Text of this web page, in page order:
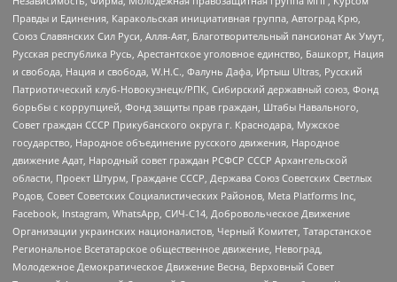
Правды и Единения, Каракольская инициативная группа, Автоград Крю,
Союз Славянских Сил Руси, Алля-Аят, Благотворительный пансионат Ак Умут,
Русская республика Русь, Арестантское уголовное единство, Башкорт, Нация
и свобода, Нация и свобода, W.H.С., Фалунь Дафа, Иртыш Ultras, Русский
Патриотический клуб-Новокузнецк/РПК, Сибирский державный союз, Фонд
борьбы с коррупцией, Фонд защиты прав граждан, Штабы Навального,
Совет граждан СССР Прикубанского округа г. Краснодара, Мужское
государство, Народное объединение русского движения, Народное
движение Адат, Народный совет граждан РСФСР СССР Архангельской
области, Проект Штурм, Граждане СССР, Держава Союз Советских Светлых
Родов, Совет Советских Социалистических Районов, Meta Platforms Inc,
Facebook, Instagram, WhatsApp, СИЧ-С14, Добровольческое Движение
Организации украинских националистов, Черный Комитет, Татарстанское
Региональное Всетатарское общественное движение, Невоград,
Молодежное Демократическое Движение Весна, Верховный Совет